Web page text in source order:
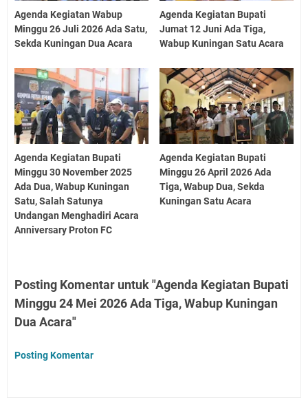
Agenda Kegiatan Wabup
Minggu 26 Juli 2026 Ada Satu,
Sekda Kuningan Dua Acara
Agenda Kegiatan Bupati
Jumat 12 Juni Ada Tiga,
Wabup Kuningan Satu Acara
Agenda Kegiatan Bupati
Minggu 30 November 2025
Ada Dua, Wabup Kuningan
Satu, Salah Satunya
Undangan Menghadiri Acara
Anniversary Proton FC
Agenda Kegiatan Bupati
Minggu 26 April 2026 Ada
Tiga, Wabup Dua, Sekda
Kuningan Satu Acara
Posting Komentar untuk "Agenda Kegiatan Bupati
Minggu 24 Mei 2026 Ada Tiga, Wabup Kuningan
Dua Acara"
Posting Komentar